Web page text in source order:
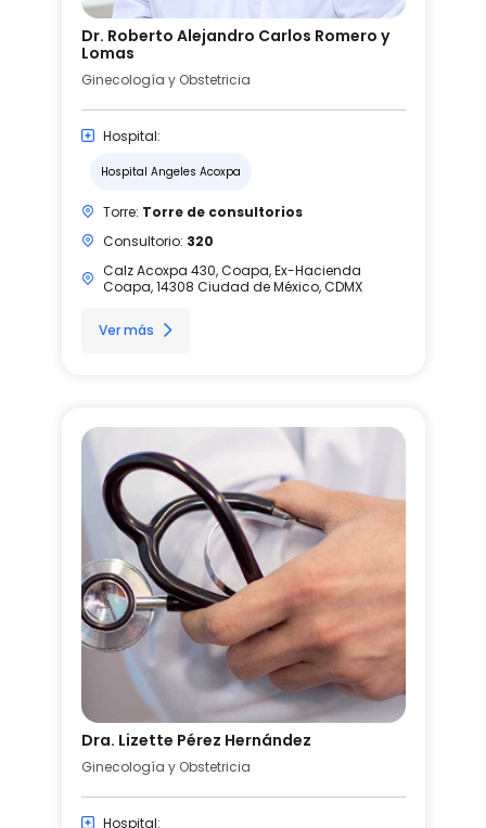
Dr. Roberto Alejandro Carlos Romero y
Lomas
Ginecología y Obstetricia
Hospital:
Hospital Angeles Acoxpa
Torre: Torre de consultorios
Consultorio: 320
Calz Acoxpa 430, Coapa, Ex-Hacienda
Coapa, 14308 Ciudad de México, CDMX
Ver más
Dra. Lizette Pérez Hernández
Ginecología y Obstetricia
Hospital: